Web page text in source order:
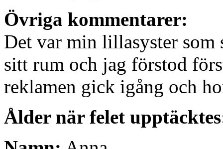
Övriga kommentarer:
Det var min lillasyster som
sitt rum och jag förstod
reklamen gick igång och
Ålder när felet